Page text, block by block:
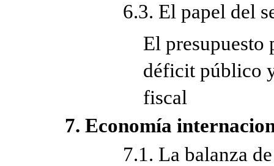
6.3. El papel del
El presupuesto
déficit público
fiscal
7. Economía
7.1. La balanza